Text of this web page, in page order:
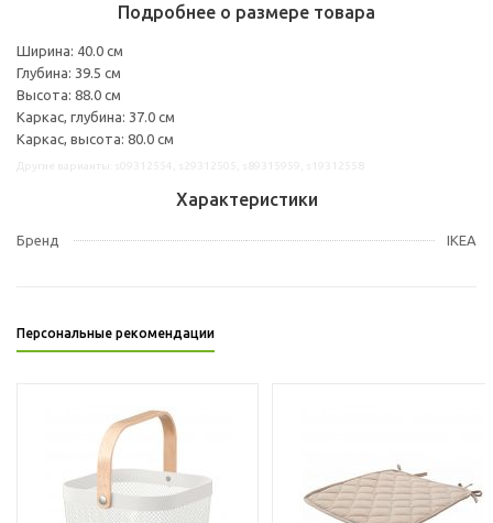
Подробнее о размере товара
Ширина: 40.0 см
Глубина: 39.5 см
Высота: 88.0 см
Каркас, глубина: 37.0 см
Каркас, высота: 80.0 см
Характеристики
Бренд IKEA
Персональные рекомендации